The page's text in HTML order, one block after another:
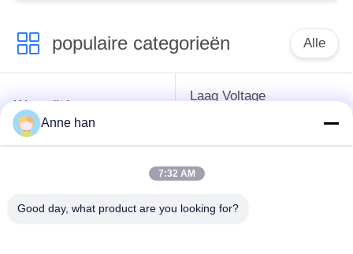
populaire categorieën Alle
Waterdichte
Cirkelschakelaar
Laag Voltage
Anne han
7:32 AM
Good day, what product are you looking for?